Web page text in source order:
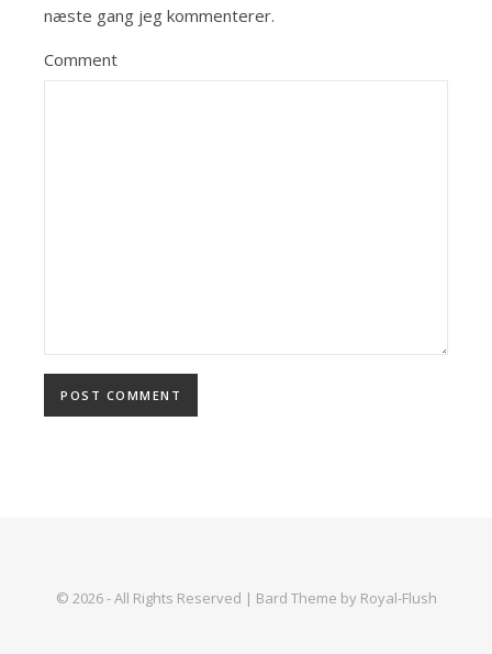
næste gang jeg kommenterer.
Comment
© 2026 - All Rights Reserved | Bard Theme by Royal-Flush